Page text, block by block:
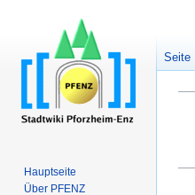
Seite
Hauptseite
Über PFENZ